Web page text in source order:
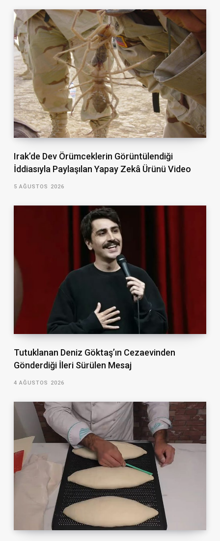
Irak’de Dev Örümceklerin Görüntülendiği
İddiasıyla Paylaşılan Yapay Zekâ Ürünü Video
5 AĞUSTOS 2026
Tutuklanan Deniz Göktaş’ın Cezaevinden
Gönderdiği İleri Sürülen Mesaj
4 AĞUSTOS 2026